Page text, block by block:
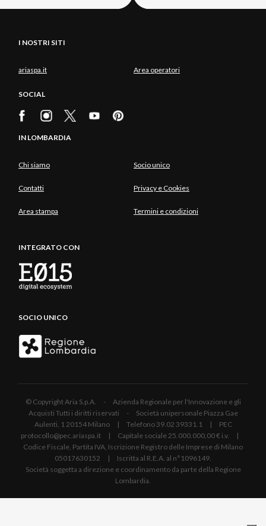
I NOSTRI SITI
ariaspa.it Area operatori
SOCIAL
IN LOMBARDIA
Chi siamo Socio unico
Contatti Privacy e Cookies
Area stampa Termini e condizioni
INTEGRATO CON
SOCIO UNICO
© Copyright Aria S.p.A. - Azienda Regionale per l'Innovazione e gli
Acquisti Tutti i diritti riservati - Società unipersonale Piazza Gae
Aulenti, 1 20154 Milano | Telefono 39.02 39331.1 | PEC
protocollo@pec.ariaspa.it | Capitale sociale 25.000.000,00 € i.v. |
Codice Fiscale, Partita IVA, Iscrizione Registro delle Imprese di Milano
05017630152 | Iscritta al R.E.A. al n°1096149.
Società soggetta a direzione e coordinamento da parte della Regione
Lombardia.